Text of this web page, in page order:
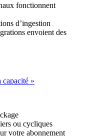
fonctionnent
d’ingestion
envoient des
»
ou cycliques
votre abonnement